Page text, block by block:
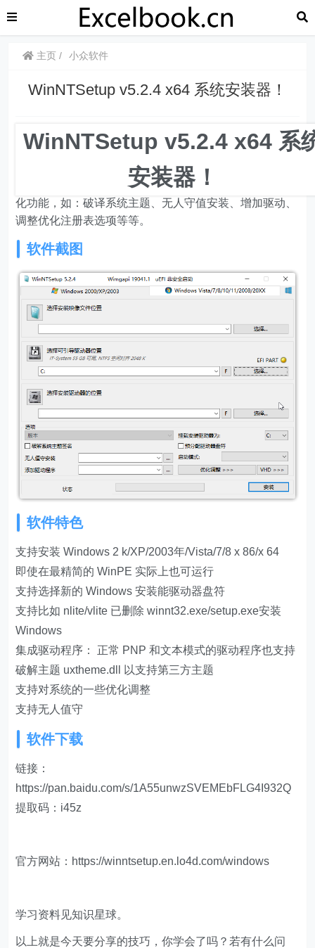
主页 小众软件
WinNTSetup v5.2.4 x64 系统安装器！
WinNTSetup v5.2.4 x64 系
安装器！
WinNTSetup 是一款Windows系统硬盘安装器，支持从
PE和本地安装系统，支持支持NT内核的系统。包括XP、
Win7、Win8、Win8.1、Win10等这些系统。直接从硬盘
安装系统，不需要光盘。WinNTSetup 还附加一些系统优
化功能，如：破译系统主题、无人守值安装、增加驱动、
调整优化注册表选项等等。
软件截图
软件特色
支持安装 Windows 2 k/XP/2003年/Vista/7/8 x 86/x 64
即使在最精简的 WinPE 实际上也可运行
支持选择新的 Windows 安装能驱动器盘符
支持比如 nlite/vlite 已删除 winnt32.exe/setup.exe安装
Windows
集成驱动程序： 正常 PNP 和文本模式的驱动程序也支持
破解主题 uxtheme.dll 以支持第三方主题
支持对系统的一些优化调整
支持无人值守
软件下载
链接：
https://pan.baidu.com/s/1A55unwzSVEMEbFLG4I932Q
提取码：i45z
官方网站：https://winntsetup.en.lo4d.com/windows
学习资料见知识星球。
以上就是今天要分享的技巧，你学会了吗？若有什么问